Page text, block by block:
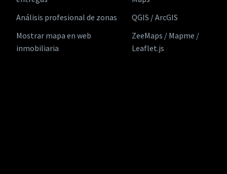
Análisis profesional de zonas
QGIS / ArcGIS
Mostrar mapa en web
inmobiliaria
ZeeMaps / Mapme /
Leaflet.js